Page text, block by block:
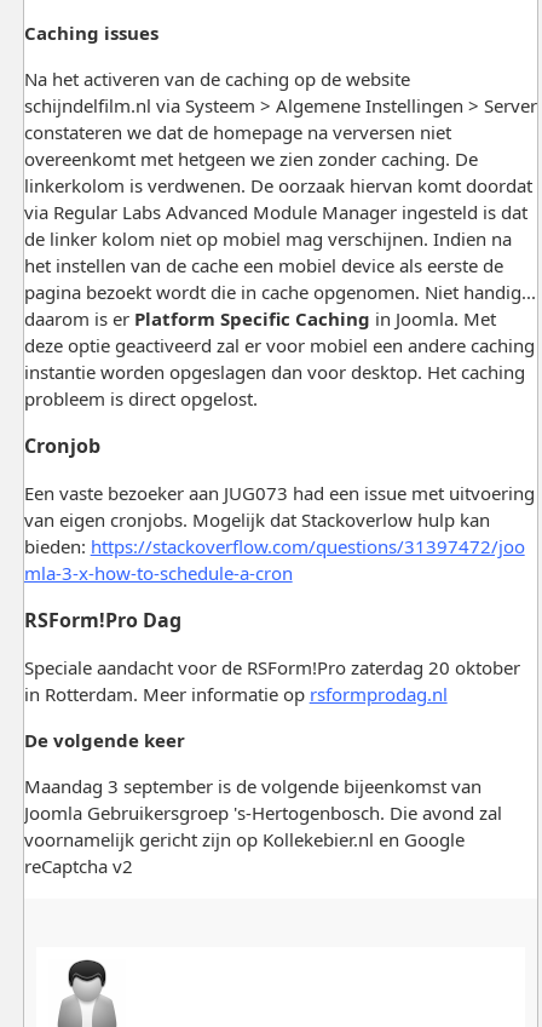
Caching issues
Na het activeren van de caching op de website
schijndelfilm.nl via Systeem > Algemene Instellingen > Server
constateren we dat de homepage na verversen niet
overeenkomt met hetgeen we zien zonder caching. De
linkerkolom is verdwenen. De oorzaak hiervan komt doordat
via Regular Labs Advanced Module Manager ingesteld is dat
de linker kolom niet op mobiel mag verschijnen. Indien na
het instellen van de cache een mobiel device als eerste de
pagina bezoekt wordt die in cache opgenomen. Niet handig...
daarom is er Platform Specific Caching in Joomla. Met
deze optie geactiveerd zal er voor mobiel een andere caching
instantie worden opgeslagen dan voor desktop. Het caching
probleem is direct opgelost.
Cronjob
Een vaste bezoeker aan JUG073 had een issue met uitvoering
van eigen cronjobs. Mogelijk dat Stackoverlow hulp kan
bieden: https://stackoverflow.com/questions/31397472/joo
mla-3-x-how-to-schedule-a-cron
RSForm!Pro Dag
Speciale aandacht voor de RSForm!Pro zaterdag 20 oktober
in Rotterdam. Meer informatie op rsformprodag.nl
De volgende keer
Maandag 3 september is de volgende bijeenkomst van
Joomla Gebruikersgroep 's-Hertogenbosch. Die avond zal
voornamelijk gericht zijn op Kollekebier.nl en Google
reCaptcha v2